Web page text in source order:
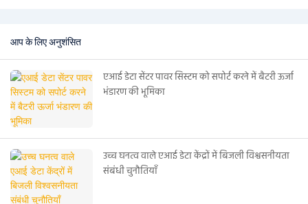
आप के लिए अनुशंसित
एआई डेटा सेंटर पावर सिस्टम को सपोर्ट करने में बैटरी ऊर्जा
भंडारण की भूमिका
उच्च घनत्व वाले एआई डेटा केंद्रों में बिजली विश्वसनीयता
संबंधी चुनौतियाँ